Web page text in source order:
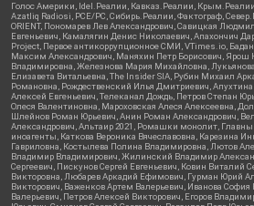
Голос Америки, Idel.Реалии, Кавказ.Реалии,
Azatliq Radiosi, PCE/PC, Сибирь.Реалии, Фактограф,
ORIENT, Пономарев Лев Александрович, Савицкая
Евгеньевич, Камалягин Денис Николаевич, Апахончич
Project, Первое антикоррупционное СМИ, VTimes.io,
Максим Александрович, Маняхин Петр Борисович, Ярош
Владимировна, Железнова Мария Михайловна,
Елизавета Витальевна, The Insider SIA, Рубин Михаил
Романовна, Рождественский Илья Дмитриевич,
Алексей Евгеньевич, Телеканал Дождь, Петров Степан
Олеся Валентиновна, Мароховская Алеся Алексеевна,
Шлейнов Роман Юрьевич, Анин Роман Александрович,
Александрович, Альтаир 2021, Ромашки монолит,
иноагенты, Каткова Вероника Вячеславовна, Карезина
Гавриловна, Костылева Полина Владимировна, Лютов
Владимир Владимирович, Жилинский Владимир
Сергеевич, Пискунов Сергей Евгеньевич, Ковин Виталий
Викторовна, Любарев Аркадий Ефимович, Гурман Юрий
Викторович, Важенков Артем Валерьевич, Иванова
Валерьевич, Петров Алексей Викторович, Егоров